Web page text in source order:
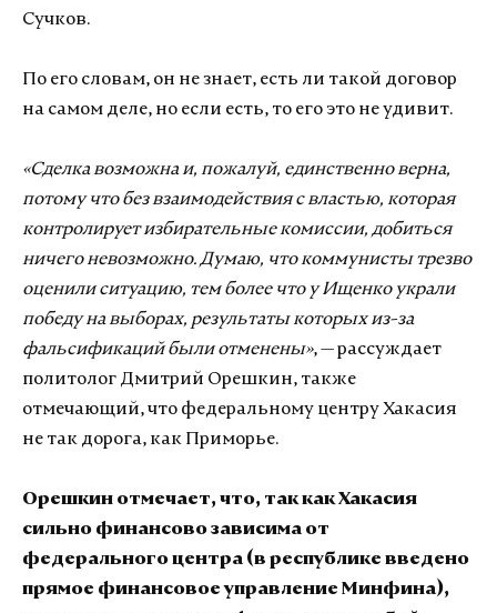
Сучков.
По его словам, он не знает, есть ли такой договор
на самом деле, но если есть, то его это не удивит.
«Сделка возможна и, пожалуй, единственно верна,
потому что без взаимодействия с властью, которая
контролирует избирательные комиссии, добиться
ничего невозможно. Думаю, что коммунисты трезво
оценили ситуацию, тем более что у Ищенко украли
победу на выборах, результаты которых из-за
фальсификаций были отменены», — рассуждает
политолог Дмитрий Орешкин, также
отмечающий, что федеральному центру Хакасия
не так дорога, как Приморье.
Орешкин отмечает, что, так как Хакасия
сильно финансово зависима от
федерального центра (в республике введено
прямое финансовое управление Минфина),